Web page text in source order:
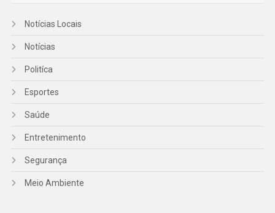
Notícias Locais
Notícias
Politíca
Esportes
Saúde
Entretenimento
Segurança
Meio Ambiente